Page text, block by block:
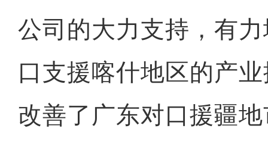
公司的大力支持，有
口支援喀什地区的产
改善了广东对口援疆